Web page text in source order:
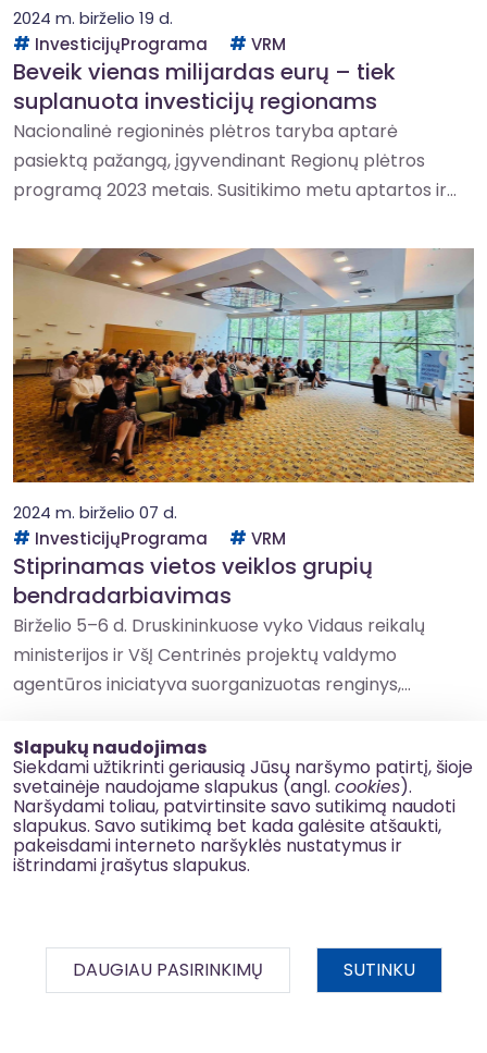
Slapukų naudojimas
Siekdami užtikrinti geriausią Jūsų naršymo patirtį, šioje
svetainėje naudojame slapukus (angl. cookies).
Naršydami toliau, patvirtinsite savo sutikimą naudoti
slapukus. Savo sutikimą bet kada galėsite atšaukti,
pakeisdami interneto naršyklės nustatymus ir
ištrindami įrašytus slapukus.
DAUGIAU PASIRINKIMŲ SUTINKU
2024 m. birželio 19 d.
InvesticijųPrograma
VRM
Beveik vienas milijardas eurų – tiek
suplanuota investicijų regionams
Nacionalinė regioninės plėtros taryba aptarė
pasiektą pažangą, įgyvendinant Regionų plėtros
programą 2023 metais. Susitikimo metu aptartos ir...
2024 m. birželio 07 d.
InvesticijųPrograma
VRM
Stiprinamas vietos veiklos grupių
bendradarbiavimas
Birželio 5–6 d. Druskininkuose vyko Vidaus reikalų
ministerijos ir VšĮ Centrinės projektų valdymo
agentūros iniciatyva suorganizuotas renginys,...